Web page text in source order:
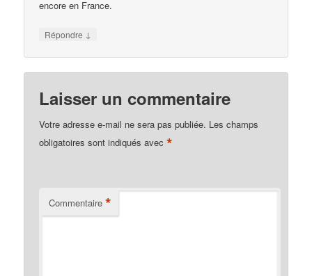
encore en France.
Répondre ↓
Laisser un commentaire
Votre adresse e-mail ne sera pas publiée. Les champs
obligatoires sont indiqués avec*
Commentaire *